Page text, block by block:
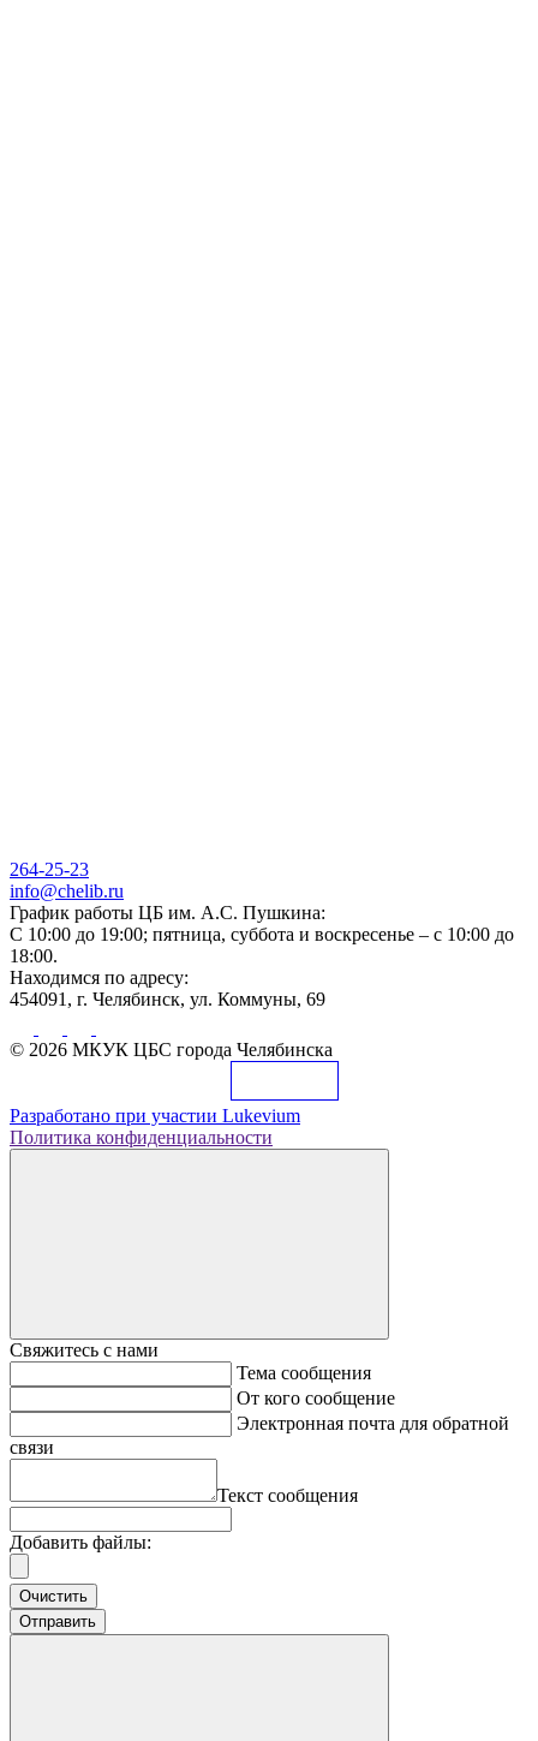
264-25-23
info@chelib.ru
График работы ЦБ им. А.С. Пушкина:
С 10:00 до 19:00; пятница, суббота и воскресенье – с 10:00 до
18:00.
Находимся по адресу:
454091, г. Челябинск, ул. Коммуны, 69
© 2026 МКУК ЦБС города Челябинска
Разработано при участии Lukevium
Политика конфиденциальности
Свяжитесь с нами
Тема сообщения
От кого сообщение
Электронная почта для обратной
связи
Текст сообщения
Добавить файлы:
Очистить
Отправить